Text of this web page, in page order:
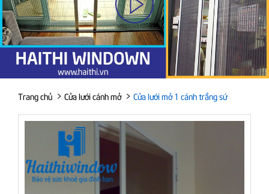
Trang chủ > Cửa lưới cánh mở > Cửa lưới mở 1 cánh trắng sứ